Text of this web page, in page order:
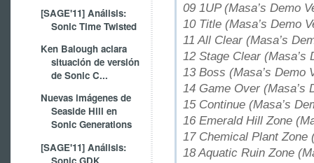
[SAGE'11] Análisis:
Sonic Time Twisted
Ken Balough aclara
situación de versión
de Sonic C...
Nuevas imágenes de
Seaside Hill en
Sonic Generations
[SAGE'11] Análisis:
09 1UP (Masa’s Demo
10 Title (Masa’s Demo
11 All Clear (Masa’s
12 Stage Clear (Masa’s
13 Boss (Masa’s Demo
14 Game Over (Masa’s
15 Continue (Masa’s
16 Emerald Hill Zone
17 Chemical Plant Zone
18 Aquatic Ruin Zone